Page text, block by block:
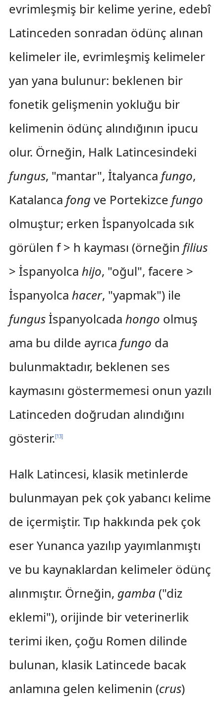
evrimleşmiş bir kelime yerine, edebî
Latinceden sonradan ödünç alınan
kelimeler ile, evrimleşmiş kelimeler
yan yana bulunur: beklenen bir
fonetik gelişmenin yokluğu bir
kelimenin ödünç alındığının ipucu
olur. Örneğin, Halk Latincesindeki
fungus, "mantar", İtalyanca fungo,
Katalanca fongve Portekizce fungo
olmuştur; erken İspanyolcada sık
görülen f > h kayması (örneğin filius
> İspanyolca hijo, "oğul", facere >
İspanyolca hacer, "yapmak") ile
fungusİspanyolcada hongo olmuş
ama bu dilde ayrıca fungo da
bulunmaktadır, beklenen ses
kaymasını göstermemesi onun yazılı
Latinceden doğrudan alındığını
gösterir.[13]
Halk Latincesi, klasik metinlerde
bulunmayan pek çok yabancı kelime
de içermiştir. Tıp hakkında pek çok
eser Yunanca yazılıp yayımlanmıştı
ve bu kaynaklardan kelimeler ödünç
alınmıştır. Örneğin, gamba ("diz
eklemi"), orijinde bir veterinerlik
terimi iken, çoğu Romen dilinde
bulunan, klasik Latincede bacak
anlamına gelen kelimenin (crus)